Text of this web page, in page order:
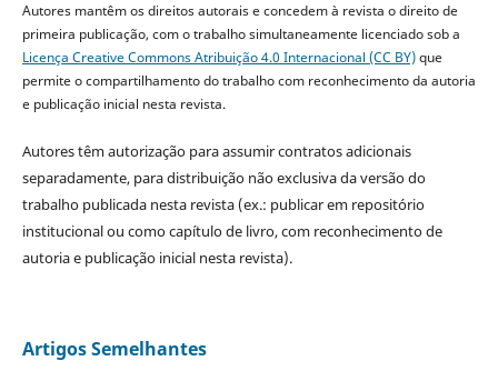
Autores mantêm os direitos autorais e concedem à revista o direito de
primeira publicação, com o trabalho simultaneamente licenciado sob a
Licença Creative Commons Atribuição 4.0 Internacional (CC BY)que
permite o compartilhamento do trabalho com reconhecimento da autoria
e publicação inicial nesta revista.
Autores têm autorização para assumir contratos adicionais
separadamente, para distribuição não exclusiva da versão do
trabalho publicada nesta revista (ex.: publicar em repositório
institucional ou como capítulo de livro, com reconhecimento de
autoria e publicação inicial nesta revista).
Artigos Semelhantes